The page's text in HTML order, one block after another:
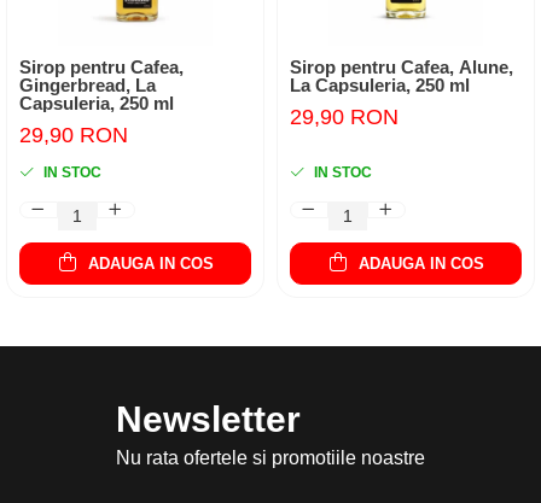
Sirop pentru Cafea,
Gingerbread, La
Capsuleria, 250 ml
29,90 RON
IN STOC
ADAUGA IN COS
Sirop pentru Cafea, Alune,
La Capsuleria, 250 ml
29,90 RON
IN STOC
ADAUGA IN COS
Newsletter
Nu rata ofertele si promotiile noastre